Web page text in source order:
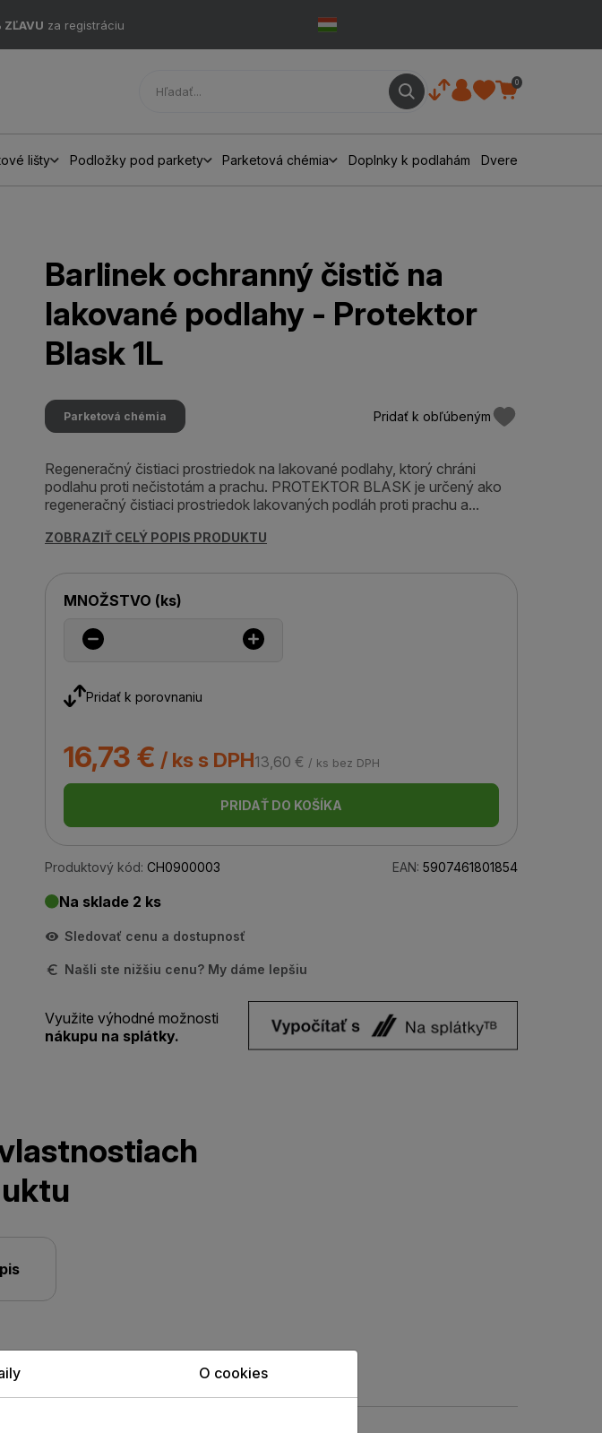
ZĽAVU za registráciu
0
lišty Podložky pod parkety Parketová chémia Doplnky k podlahám Dvere
Barlinek ochranný čistič na
lakované podlahy - Protektor
Blask 1L
Parketová chémia Pridať k obľúbeným
Regeneračný čistiaci prostriedok na lakované podlahy, ktorý chráni
podlahu proti nečistotám a prachu. PROTEKTOR BLASK je určený ako
regeneračný čistiaci prostriedok lakovaných podláh proti prachu a...
ZOBRAZIŤ CELÝ POPIS PRODUKTU
MNOŽSTVO (ks)
Pridať k porovnaniu
16,73 € / ks s DPH13,60 € / ks bez DPH
PRIDAŤ DO KOŠÍKA
Produktový kód: CH0900003 EAN: 5907461801854
Na sklade 2 ks
Sledovať cenu a dostupnosť
Našli ste nižšiu cenu? My dáme lepšiu
Využite výhodné možnosti
nákupu na splátky.
O cookies